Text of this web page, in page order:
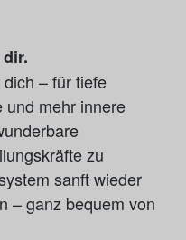
– für tiefe
und mehr innere
zu
sanft wieder
– ganz bequem von